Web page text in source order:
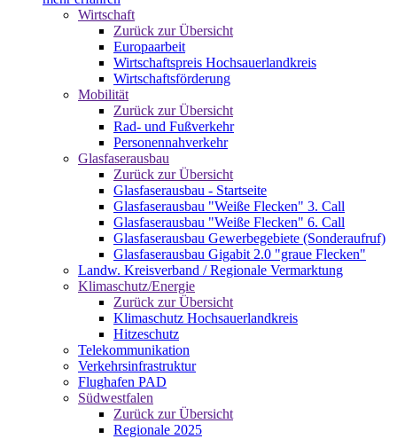
Wirtschaft
Zurück zur Übersicht
Europaarbeit
Wirtschaftspreis Hochsauerlandkreis
Wirtschaftsförderung
Mobilität
Zurück zur Übersicht
Rad- und Fußverkehr
Personennahverkehr
Glasfaserausbau
Zurück zur Übersicht
Glasfaserausbau - Startseite
Glasfaserausbau "Weiße Flecken" 3. Call
Glasfaserausbau "Weiße Flecken" 6. Call
Glasfaserausbau Gewerbegebiete (Sonderaufruf)
Glasfaserausbau Gigabit 2.0 "graue Flecken"
Landw. Kreisverband / Regionale Vermarktung
Klimaschutz/Energie
Zurück zur Übersicht
Klimaschutz Hochsauerlandkreis
Hitzeschutz
Telekommunikation
Verkehrsinfrastruktur
Flughafen PAD
Südwestfalen
Zurück zur Übersicht
Regionale 2025